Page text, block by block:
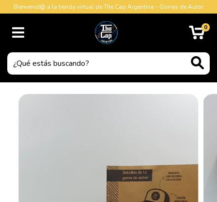
Bienvenid@ a la tienda virtual de The Cap Argentina - Gorras de Autor
0